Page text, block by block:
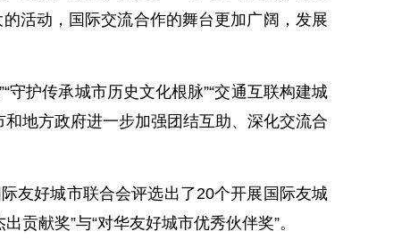
活动，国际交流合作的舞台更加广阔，发展
守护传承城市历史文化根脉”“交通互联构建城
地方政府进一步加强团结互助、深化交流合
友好城市联合会评选出了20个开展国际友城
献奖”与“对华友好城市优秀伙伴奖”。